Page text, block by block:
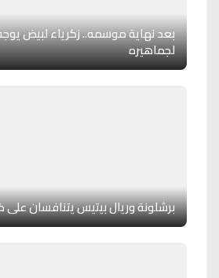
بعد نهاية موسمه.. زكرياء لبيض
لجماهيره
برشلونة وريال بيتيس يتنافسان